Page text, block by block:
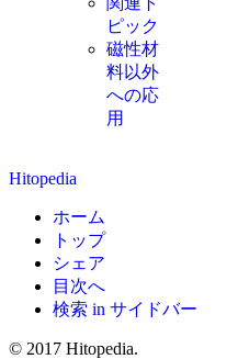
ピック
磁性材
料以外
への応
用
Hitopedia
ホーム
トップ
シェア
目次へ
検索 in サイドバー
© 2017 Hitopedia.